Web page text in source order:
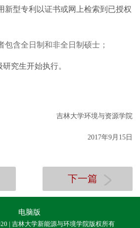
新型专利以证书或网上检索到已授权
包含全日制和非全日制硕士；
研究生开始执行。
吉林大学环境与资源学院
2017年9月 15 日
下一篇
电脑版
| 吉林大学新能源与环境学院版权所有